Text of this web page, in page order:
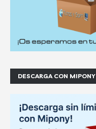
DESCARGA CON MIPONY